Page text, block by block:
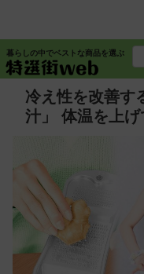
暮らしの中でベストな商品を選ぶ
冷え性を改善す
汁」 体温を上